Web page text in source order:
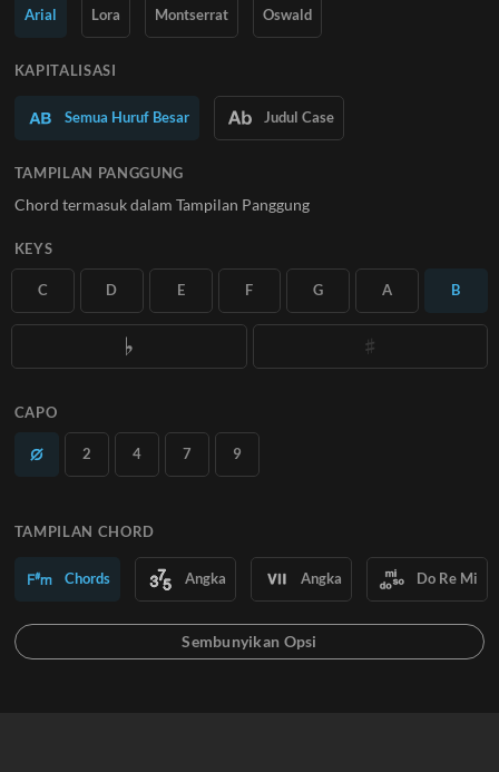
Pelajari Lebih Lanjut
Arial Lora Montserrat Oswald
KAPITALISASI
Semua Huruf Besar Judul Case
TAMPILAN PANGGUNG
Chord termasuk dalam Tampilan Panggung
KEYS
C D E F G A B
CAPO
2 4 7 9
TAMPILAN CHORD
Chords Angka Angka Do Re Mi